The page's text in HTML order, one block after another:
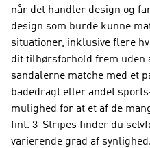
når det handler design og
design som burde kunne
situationer, inklusive flere
dit tilhørsforhold frem uden
sandalerne matche med et
badedragt eller andet
mulighed for at et af de
fint. 3-Stripes finder du
varierende grad af